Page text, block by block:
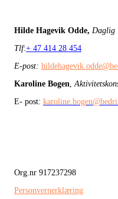
Hilde Hagevik Odde, Daglig
Tlf:+ 47 414 28 454
E-post:
Karoline Bogen
E- post:
Org.nr 917237298
Personvernerklæring